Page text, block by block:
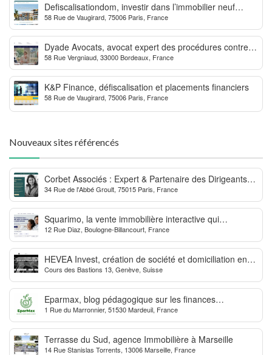
Defiscalisationdom, investir dans l’immobilier neuf
Outre-mer
58 Rue de Vaugirard, 75006 Paris, France
Dyade Avocats, avocat expert des procédures contre la
MDPH
58 Rue Vergniaud, 33000 Bordeaux, France
K&P Finance, défiscalisation et placements financiers
58 Rue de Vaugirard, 75006 Paris, France
Nouveaux sites référencés
Corbet Associés : Expert & Partenaire des Dirigeants
d’Entreprise
34 Rue de l'Abbé Groult, 75015 Paris, France
Squarimo, la vente immobilière interactive qui
dynamise les transactions
12 Rue Diaz, Boulogne-Billancourt, France
HEVEA Invest, création de société et domiciliation en
Suisse
Cours des Bastions 13, Genève, Suisse
Eparmax, blog pédagogique sur les finances
personnelles
1 Rue du Marronnier, 51530 Mardeuil, France
Terrasse du Sud, agence Immobilière à Marseille
14 Rue Stanislas Torrents, 13006 Marseille, France